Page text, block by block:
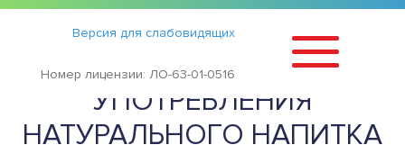
Версия для слабовидящих
Номер лицензии: ЛО-63-01-0516
Статьи ›
ВИНО — ВРЕД И ПОЛЬЗА ОТ
УПОТРЕБЛЕНИЯ
НАТУРАЛЬНОГО НАПИТКА